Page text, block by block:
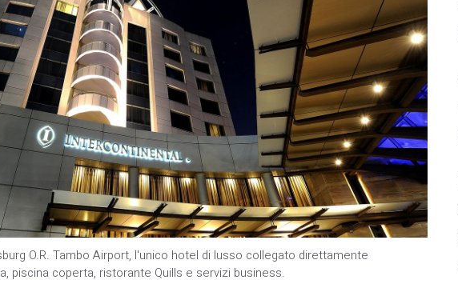
O.R. Tambo Airport, l'unico hotel di lusso collegato direttamente
piscina coperta, ristorante Quills e servizi business.